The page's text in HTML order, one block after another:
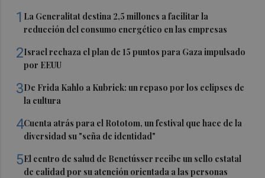
1 La Generalitat destina 2,5 millones a facilitar la
reducción del consumo energético en las empresas
2Israel rechaza el plan de 15 puntos para Gaza impulsado
por EEUU
3De Frida Kahlo a Kubrick: un repaso por los eclipses de
la cultura
4Cuenta atrás para el Rototom, un festival que hace de la
diversidad su "seña de identidad"
5El centro de salud de Benetússer recibe un sello estatal
de calidad por su atención orientada a las personas